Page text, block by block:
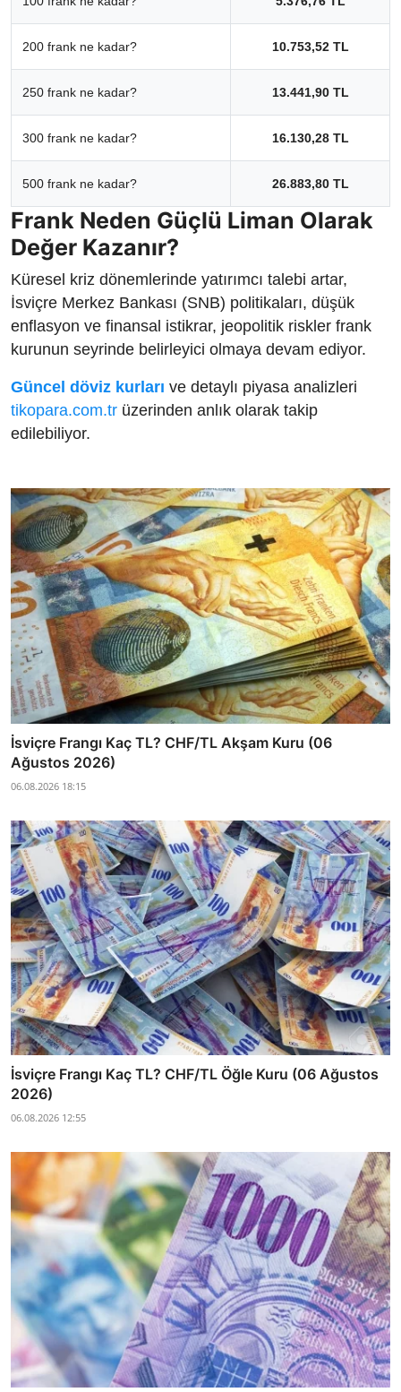
200 frank ne kadar? 10.753,52 TL
250 frank ne kadar? 13.441,90 TL
300 frank ne kadar? 16.130,28 TL
500 frank ne kadar? 26.883,80 TL
Frank Neden Güçlü Liman Olarak
Değer Kazanır?
Küresel kriz dönemlerinde yatırımcı talebi artar,
İsviçre Merkez Bankası (SNB) politikaları, düşük
enflasyon ve finansal istikrar, jeopolitik riskler frank
kurunun seyrinde belirleyici olmaya devam ediyor.
Güncel döviz kurları ve detaylı piyasa analizleri
tikopara.com.tr üzerinden anlık olarak takip
edilebiliyor.
İsviçre Frangı Kaç TL? CHF/TL Akşam Kuru (06
Ağustos 2026)
06.08.2026 18:15
İsviçre Frangı Kaç TL? CHF/TL Öğle Kuru (06 Ağustos
2026)
06.08.2026 12:55